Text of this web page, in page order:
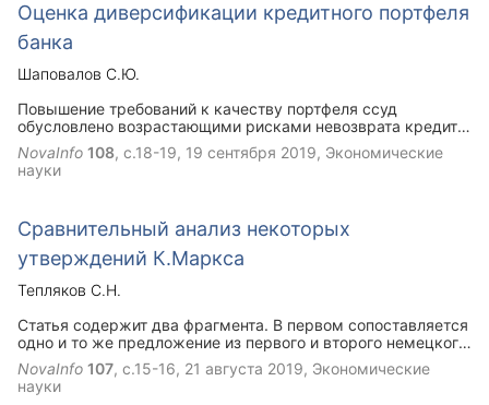
успешно, то и объемы его деятельности будут
масштабными. Так же, исходя из сказанного, можно
сказать и о том, что отраслевые особенности деятельности
предприятия, которые формируют продолжительность
операционного цикла, а так же его сезонность, общую и
удельную капиталоемкость производства и реализации
продукции, а так же выполнения работ, оказания услуг,
определяют пропорции в использовании собственного и
заемного капитала, а также в объемах привлечения
финансовых средств из внешних источников по отдельным
чертам финансового менеджмента предприятий,
занимающихся гостиничным бизнесом, необходимо
изучить и рассмотреть особенности функционирования
услуг.
Оценка диверсификации кредитного портфеля
банка
Шаповалов С.Ю.
Повышение требований к качеству портфеля ссуд
обусловлено возрастающими рисками невозврата кредита.
Несмотря на низкую однородность корпоративного
портфеля кредитов, современные методики оценки
качества портфеля не учитывают влияние взаимосвязи
оценки качества портфеля ссуд в коммерческом банке.
NovaInfo 108, с.18-19, 19 сентября 2019, Экономические
науки
Сравнительный анализ некоторых
утверждений К.Маркса
Тепляков С.Н.
Статья содержит два фрагмента. В первом сопоставляется
одно и то же предложение из первого и второго немецкого
издания "Капитала". Показана замена Марксом "тяжести"
на "вес". Во втором фрагменте сопоставляется одно и то
же предложение из "Капитала" и "Критики...". Показана
NovaInfo 107, с.15-16, 21 августа 2019, Экономические
науки